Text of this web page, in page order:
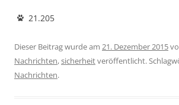
21.205
Dieser Beitrag wurde am 21. Dezember 2015
Nachrichten,sicherheitveröffentlicht.
Nachrichten.